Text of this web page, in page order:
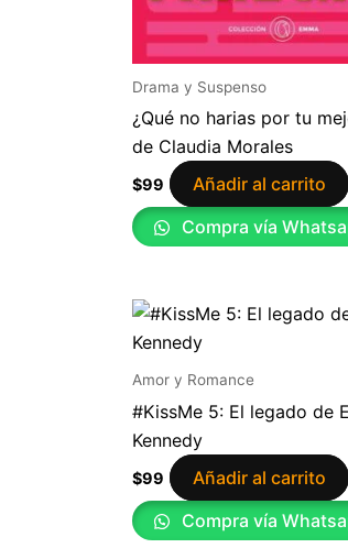
Drama y Suspenso
¿Qué no harias por tu
de Claudia Morales
$99
Añadir al carrito
Compra vía
Amor y Romance
#KissMe 5: El legado de
Kennedy
$99
Añadir al carrito
Compra vía